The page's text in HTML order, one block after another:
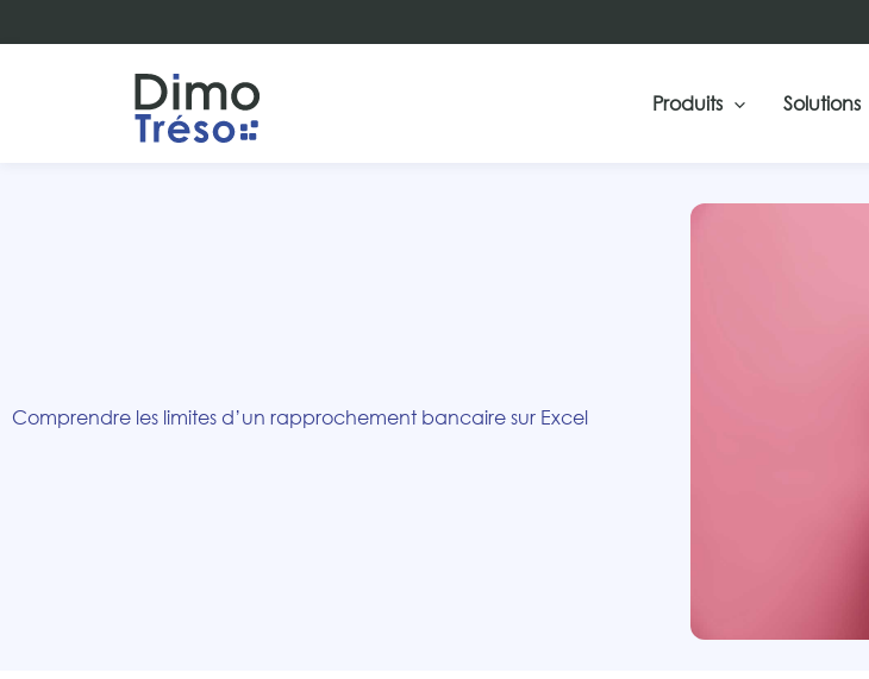
au
Produits Solutions
Comprendre les limites d’un rapprochement bancaire sur Excel